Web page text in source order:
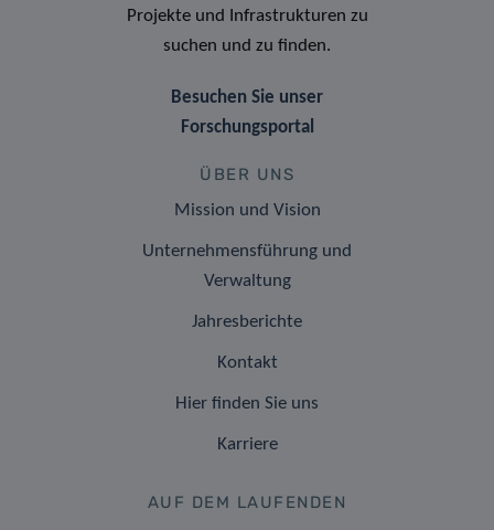
Projekte und Infrastrukturen zu
suchen und zu finden.
Besuchen Sie unser
Forschungsportal
ÜBER UNS
Mission und Vision
Unternehmensführung und
Verwaltung
Jahresberichte
Kontakt
Hier finden Sie uns
Karriere
AUF DEM LAUFENDEN